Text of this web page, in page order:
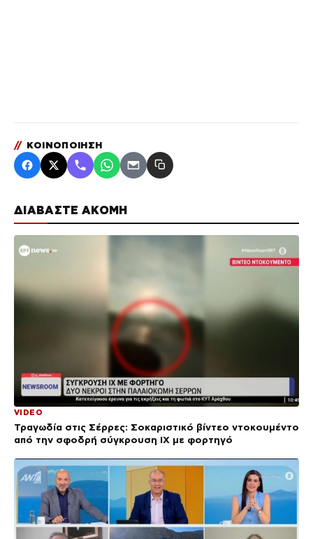
ΔΙΑΒΑΣΤΕ ΑΚΟΜΗ
VIDEO
Τραγωδία στις Σέρρες: Σοκαριστικό βίντεο ντοκουμέντο
από την σφοδρή σύγκρουση ΙΧ με φορτηγό
// ΚΟΙΝΟΠΟΙΗΣΗ